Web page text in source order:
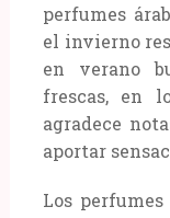
perfumes
el invierno
en verano
frescas, en
agradece
aportar
Los